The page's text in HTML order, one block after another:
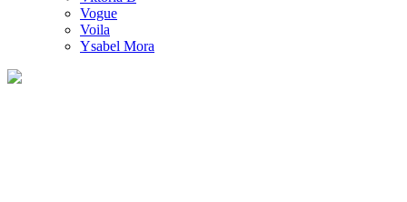
Vogue
Voila
Ysabel Mora